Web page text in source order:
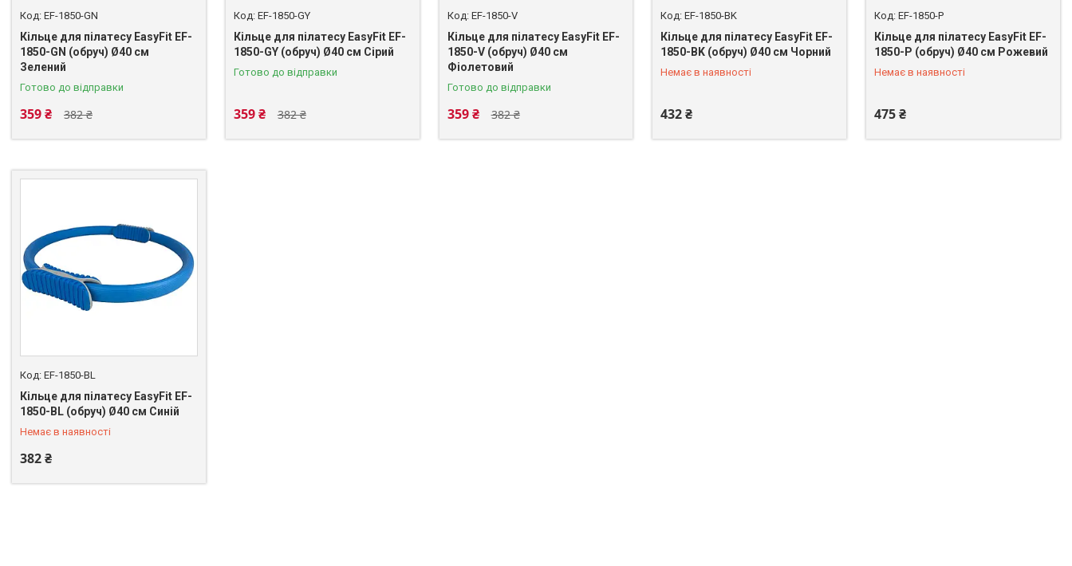
EF-1850-GN
Кільце для пілатесу EasyFit EF-
1850-GN (обруч) Ø40 см
Зелений
Готово до відправки
382 ₴
359 ₴
EF-1850-GY
Кільце для пілатесу EasyFit EF-
1850-GY (обруч) Ø40 см Сірий
Готово до відправки
382 ₴
359 ₴
EF-1850-V
Кільце для пілатесу EasyFit EF-
1850-V (обруч) Ø40 см
Фіолетовий
Готово до відправки
382 ₴
359 ₴
EF-1850-BK
Кільце для пілатесу EasyFit EF-
1850-BK (обруч) Ø40 см Чорний
Немає в наявності
432 ₴
EF-1850-P
Кільце для пілатесу EasyFit EF-
1850-P (обруч) Ø40 см Рожевий
Немає в наявності
475 ₴
EF-1850-BL
Кільце для пілатесу EasyFit EF-
1850-BL (обруч) Ø40 см Синій
Немає в наявності
382 ₴
+380 (50) 926-02-74